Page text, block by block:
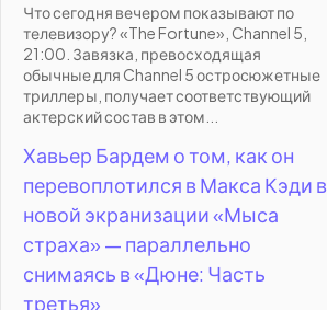
Что сегодня вечером показывают по
телевизору? «The Fortune», Channel 5,
21:00. Завязка, превосходящая
обычные для Channel 5 остросюжетные
триллеры, получает соответствующий
актерский состав в этом...
Хавьер Бардем о том, как он
перевоплотился в Макса Кэди в
новой экранизации «Мыса
страха» — параллельно
снимаясь в «Дюне: Часть
третья»